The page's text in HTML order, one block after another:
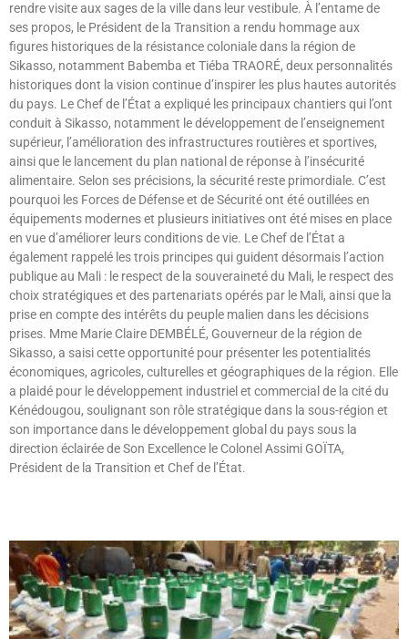
rendre visite aux sages de la ville dans leur vestibule. À l’entame de
ses propos, le Président de la Transition a rendu hommage aux
figures historiques de la résistance coloniale dans la région de
Sikasso, notamment Babemba et Tiéba TRAORÉ, deux personnalités
historiques dont la vision continue d’inspirer les plus hautes autorités
du pays. Le Chef de l’État a expliqué les principaux chantiers qui l’ont
conduit à Sikasso, notamment le développement de l’enseignement
supérieur, l’amélioration des infrastructures routières et sportives,
ainsi que le lancement du plan national de réponse à l’insécurité
alimentaire. Selon ses précisions, la sécurité reste primordiale. C’est
pourquoi les Forces de Défense et de Sécurité ont été outillées en
équipements modernes et plusieurs initiatives ont été mises en place
en vue d’améliorer leurs conditions de vie. Le Chef de l’État a
également rappelé les trois principes qui guident désormais l’action
publique au Mali : le respect de la souveraineté du Mali, le respect des
choix stratégiques et des partenariats opérés par le Mali, ainsi que la
prise en compte des intérêts du peuple malien dans les décisions
prises. Mme Marie Claire DEMBÉLÉ, Gouverneur de la région de
Sikasso, a saisi cette opportunité pour présenter les potentialités
économiques, agricoles, culturelles et géographiques de la région. Elle
a plaidé pour le développement industriel et commercial de la cité du
Kénédougou, soulignant son rôle stratégique dans la sous-région et
son importance dans le développement global du pays sous la
direction éclairée de Son Excellence le Colonel Assimi GOÏTA,
Président de la Transition et Chef de l’État.